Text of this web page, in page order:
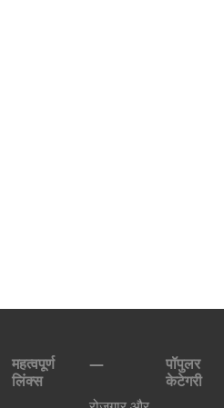
महत्वपूर्ण
लिंक्स
—
पॉपुलर
केटेगरी